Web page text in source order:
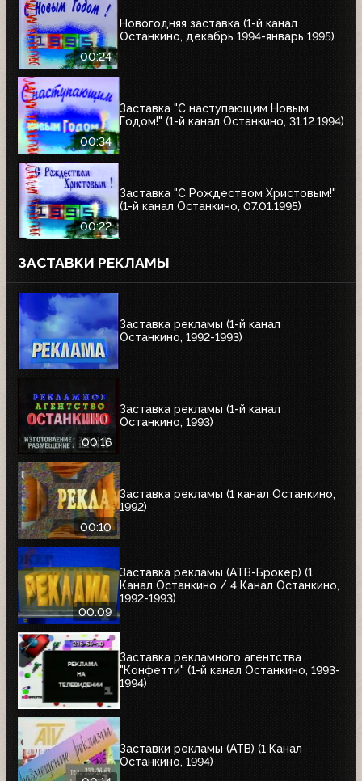
00:24
Новогодняя заставка (1-й канал
Останкино, декабрь 1994-январь 1995)
00:34
Заставка "С наступающим Новым
Годом!" (1-й канал Останкино, 31.12.1994)
00:22
Заставка "С Рождеством Христовым!"
(1-й канал Останкино, 07.01.1995)
ЗАСТАВКИ РЕКЛАМЫ
Заставка рекламы (1-й канал
Останкино, 1992-1993)
00:16
Заставка рекламы (1-й канал
Останкино, 1993)
00:10
Заставка рекламы (1 канал Останкино,
1992)
00:09
Заставка рекламы (АТВ-Брокер) (1
Канал Останкино / 4 Канал Останкино,
1992-1993)
Заставка рекламного агентства
"Конфетти" (1-й канал Останкино, 1993-
1994)
Заставки рекламы (АТВ) (1 Канал
Останкино, 1994)